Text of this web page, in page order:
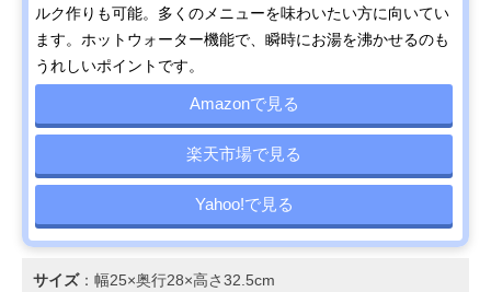
ルク作りも可能。多くのメニューを味わいたい方に向いてい
ます。ホットウォーター機能で、瞬時にお湯を沸かせるのも
うれしいポイントです。
Amazonで見る
楽天市場で見る
Yahoo!で見る
サイズ：幅25×奥行28×高さ32.5cm